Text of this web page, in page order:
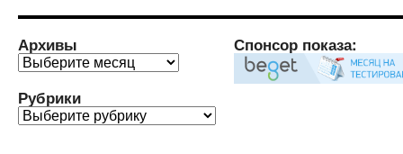
Архивы
Архивы
Рубрики
Рубрики
Спонсор показа: